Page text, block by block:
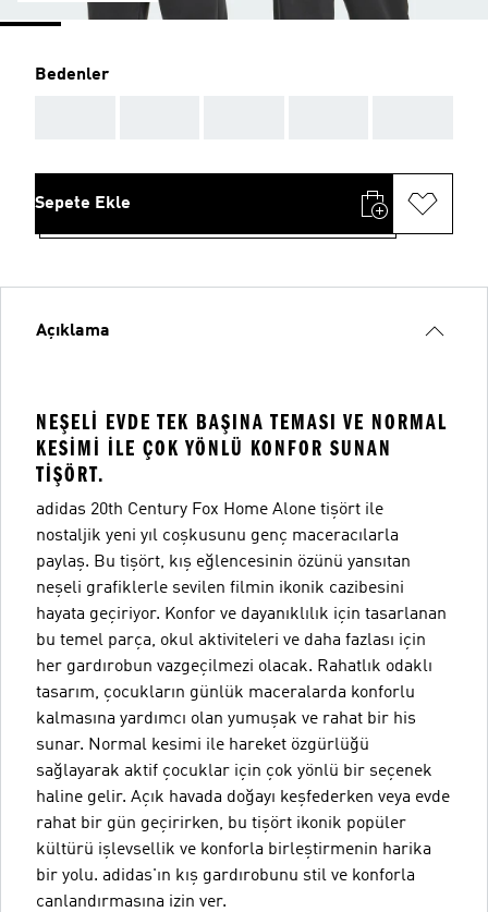
Bedenler
Sepete Ekle
Açıklama
NEŞELI EVDE TEK BAŞINA TEMASI VE NORMAL
KESIMI ILE ÇOK YÖNLÜ KONFOR SUNAN
TIŞÖRT.
adidas 20th Century Fox Home Alone tişört ile
nostaljik yeni yıl coşkusunu genç maceracılarla
paylaş. Bu tişört, kış eğlencesinin özünü yansıtan
neşeli grafiklerle sevilen filmin ikonik cazibesini
hayata geçiriyor. Konfor ve dayanıklılık için tasarlanan
bu temel parça, okul aktiviteleri ve daha fazlası için
her gardırobun vazgeçilmezi olacak. Rahatlık odaklı
tasarım, çocukların günlük maceralarda konforlu
kalmasına yardımcı olan yumuşak ve rahat bir his
sunar. Normal kesimi ile hareket özgürlüğü
sağlayarak aktif çocuklar için çok yönlü bir seçenek
haline gelir. Açık havada doğayı keşfederken veya evde
rahat bir gün geçirirken, bu tişört ikonik popüler
kültürü işlevsellik ve konforla birleştirmenin harika
bir yolu. adidas'ın kış gardırobunu stil ve konforla
canlandırmasına izin ver.